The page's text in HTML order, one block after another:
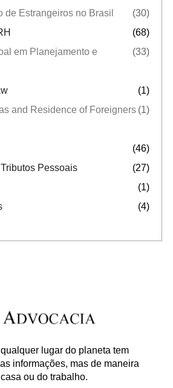
de Estrangeiros no Brasil
(30)
(68)
em Planejamento e
(33)
(1)
and Residence of Foreigners (1)
(46)
Pessoais
(27)
(1)
(4)
lugar do planeta tem
informações, mas de maneira
ou do trabalho.